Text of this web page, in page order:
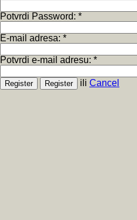
Potvrdi Password: *
E-mail adresa: *
Potvrdi e-mail adresu: *
ili Cancel